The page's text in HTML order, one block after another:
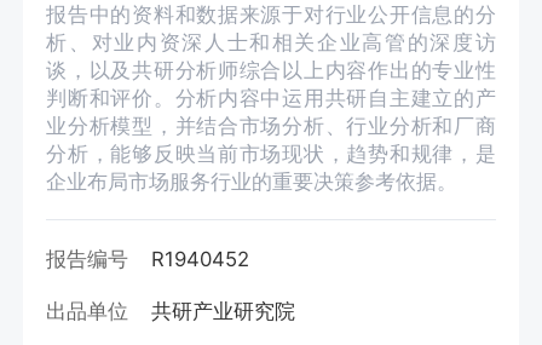
报告中的资料和数据来源于对行业公开信息的分
析、对业内资深人士和相关企业高管的深度访
谈，以及共研分析师综合以上内容作出的专业性
判断和评价。分析内容中运用共研自主建立的产
业分析模型，并结合市场分析、行业分析和厂商
分析，能够反映当前市场现状，趋势和规律，是
企业布局市场服务行业的重要决策参考依据。
报告编号 R1940452
出品单位 共研产业研究院